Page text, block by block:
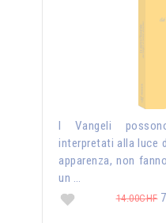
I Vangeli
interpretati alla luce
apparenza, non
un …
14.00CHF